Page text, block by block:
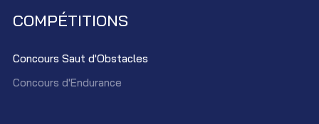
COMPÉTITIONS
Concours Saut d'Obstacles
Concours d'Endurance